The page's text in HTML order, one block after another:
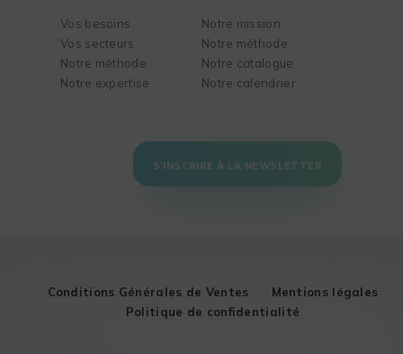
Vos besoins
Vos secteurs
Notre méthode
Notre expertise
Notre mission
Notre méthode
Notre catalogue
Notre calendrier
S'INSCRIRE À LA NEWSLETTER
Conditions Générales de Ventes
Mentions légales
Politique de confidentialité